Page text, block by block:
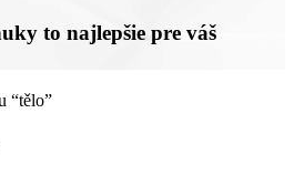
to najlepšie pre váš
“tělo”